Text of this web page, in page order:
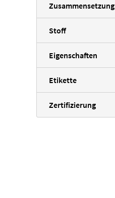
Zusammensetzung
Stoff
Eigenschaften
Etikette
Zertifizierung